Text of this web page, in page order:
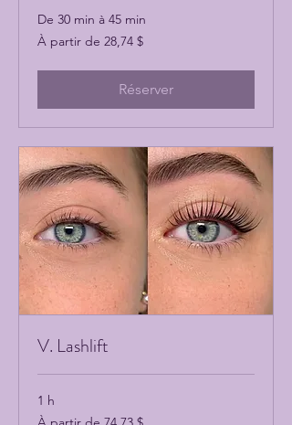
De 30 min à 45 min
À
partir
À partir de 28,74 $
Réserver
V. Lashlift
1 h
À